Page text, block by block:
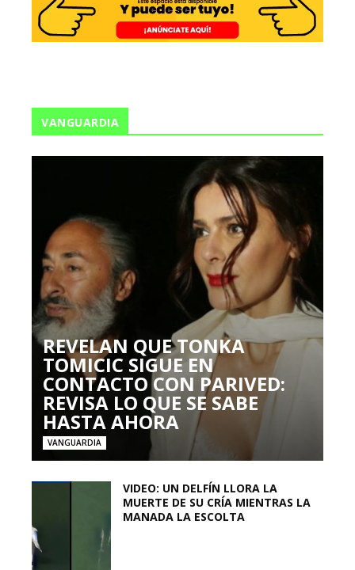
VANGUARDIA
REVELAN QUE TONKA
TOMICIC SIGUE EN
CONTACTO CON PARIVED:
REVISA LO QUE SE SABE
HASTA AHORA
VANGUARDIA
VIDEO: UN DELFÍN LLORA LA
MUERTE DE SU CRÍA MIENTRAS LA
MANADA LA ESCOLTA